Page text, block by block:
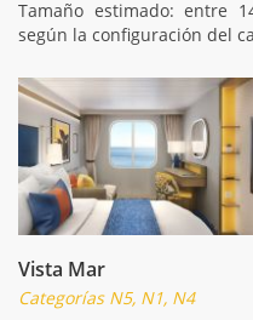
Tamaño estimado: entre
según la configuración del
Vista Mar
Categorías N5, N1, N4